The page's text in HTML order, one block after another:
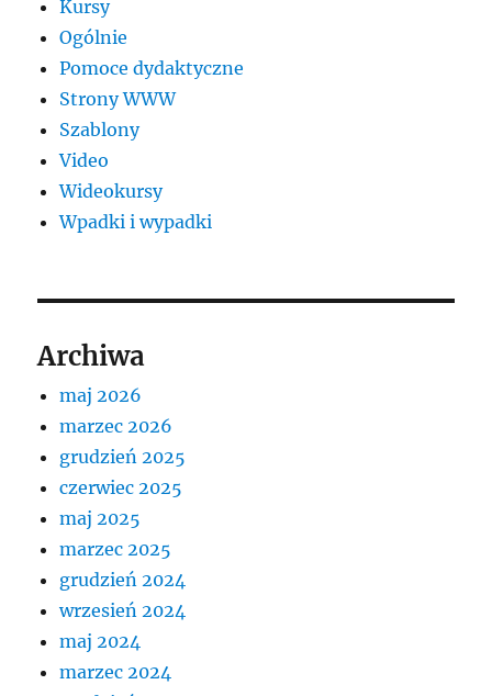
Kursy
Ogólnie
Pomoce dydaktyczne
Strony WWW
Szablony
Video
Wideokursy
Wpadki i wypadki
Archiwa
maj 2026
marzec 2026
grudzień 2025
czerwiec 2025
maj 2025
marzec 2025
grudzień 2024
wrzesień 2024
maj 2024
marzec 2024